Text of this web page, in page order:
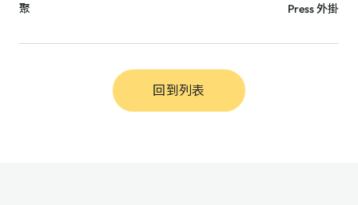
聚
Press 外掛
回到列表